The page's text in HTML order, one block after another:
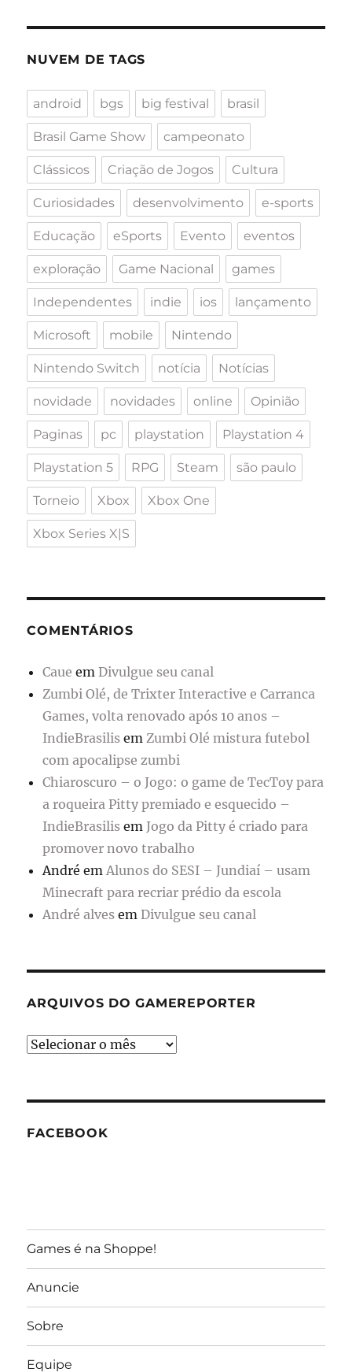
NUVEM DE TAGS
android bgs big festival brasil
Brasil Game Show campeonato
Clássicos Criação de Jogos Cultura
Curiosidades desenvolvimento e-sports
Educação eSports Evento eventos
exploração Game Nacional games
Independentes indie ios lançamento
Microsoft mobile Nintendo
Nintendo Switch notícia Notícias
novidade novidades online Opinião
Paginas pc playstation Playstation 4
Playstation 5 RPG Steam são paulo
Torneio Xbox Xbox One
Xbox Series X|S
COMENTÁRIOS
Caue em Divulgue seu canal
Zumbi Olé, de Trixter Interactive e Carranca
Games, volta renovado após 10 anos –
IndieBrasilis em Zumbi Olé mistura futebol
com apocalipse zumbi
Chiaroscuro – o Jogo: o game de TecToy para
a roqueira Pitty premiado e esquecido –
IndieBrasilis em Jogo da Pitty é criado para
promover novo trabalho
André em Alunos do SESI – Jundiaí – usam
Minecraft para recriar prédio da escola
André alves em Divulgue seu canal
ARQUIVOS DO GAMEREPORTER
Arquivos
FACEBOOK
Games é na Shoppe!
Anuncie
Sobre
Equipe